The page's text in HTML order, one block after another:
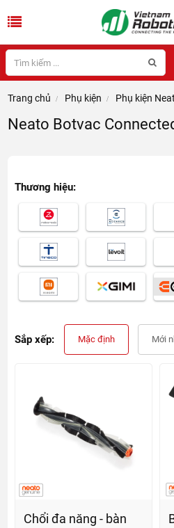
Trang chủ Phụ kiện Phụ kiện
Neato Botvac
Thương hiệu:
Sắp xếp: Mặc định Mới
Chổi đa năng - bàn